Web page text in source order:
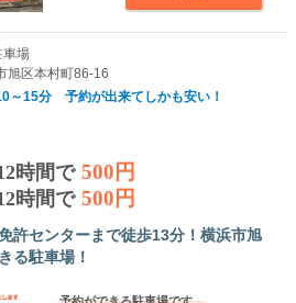
車場
旭区本村町86-16
15分 予約が出来てしかも安い！
時間で 500円
時間で 500円
許センターまで徒歩13分！横浜市旭
る駐車場！